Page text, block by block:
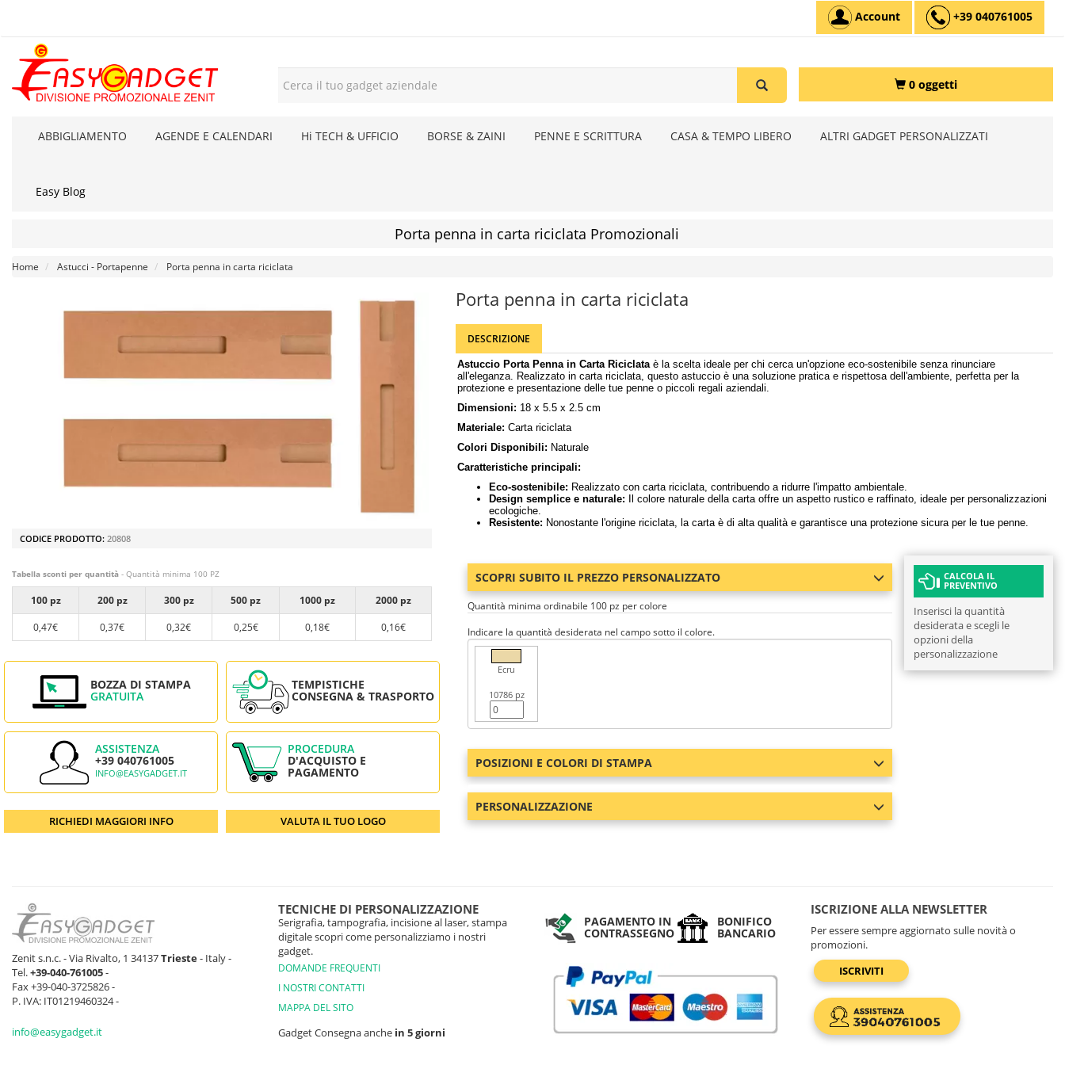
Account +39 040761005
0 oggetti
ABBIGLIAMENTO AGENDE E CALENDARI Hi TECH & UFFICIO BORSE & ZAINI PENNE E SCRITTURA CASA & TEMPO LIBERO ALTRI GADGET PERSONALIZZATI
Easy Blog
Porta penna in carta riciclata Promozionali
Home Astucci - Portapenne Porta penna in carta riciclata
CODICE PRODOTTO: 20808
Tabella sconti per quantità - Quantità minima 100 PZ
100 pz 200 pz 300 pz 500 pz 1000 pz
2000 pz
0,47€
0,37€ 0,32€ 0,25€ 0,18€ 0,16€
BOZZA DI STAMPA
GRATUITA
TEMPISTICHE
CONSEGNA & TRASPORTO
ASSISTENZA
+39 040761005
INFO@EASYGADGET.IT
PROCEDURA
D'ACQUISTO E
PAGAMENTO
RICHIEDI MAGGIORI INFO VALUTA IL TUO LOGO
Porta penna in carta riciclata
DESCRIZIONE
Astuccio Porta Penna in Carta Riciclataè la scelta ideale per chi cerca un'opzione eco-sostenibile senza rinunciare
all'eleganza. Realizzato in carta riciclata, questo astuccio è una soluzione pratica e rispettosa dell'ambiente, perfetta per la
protezione e presentazione delle tue penne o piccoli regali aziendali.
Dimensioni: 18 x 5.5 x 2.5 cm
Materiale: Carta riciclata
Colori Disponibili: Naturale
Caratteristiche principali:
Eco-sostenibile: Realizzato con carta riciclata, contribuendo a ridurre l'impatto ambientale.
Design semplice e naturale: Il colore naturale della carta offre un aspetto rustico e raffinato, ideale per personalizzazioni
ecologiche.
Resistente: Nonostante l'origine riciclata, la carta è di alta qualità e garantisce una protezione sicura per le tue penne.
SCOPRI SUBITO IL PREZZO PERSONALIZZATO
Quantità minima ordinabile 100 pz per colore
Indicare la quantità desiderata nel campo sotto il colore.
Ecru
10786 pz
POSIZIONI E COLORI DI STAMPA
PERSONALIZZAZIONE
CALCOLA IL
PREVENTIVO
Inserisci la quantità
desiderata e scegli le
opzioni della
personalizzazione
Zenit s.n.c. - Via Rivalto, 1 34137Trieste- Italy -
Tel.+39-040-761005-
Fax +39-040-3725826 -
P. IVA: IT01219460324 -
info@easygadget.it
TECNICHE DI PERSONALIZZAZIONE
Serigrafia, tampografia, incisione al laser, stampa
digitale scopri come personalizziamo i nostri
gadget.
DOMANDE FREQUENTI
I NOSTRI CONTATTI
MAPPA DEL SITO
Gadget Consegna anche in 5 giorni
PAGAMENTO IN
CONTRASSEGNO
BONIFICO
BANCARIO
ISCRIZIONE ALLA NEWSLETTER
Per essere sempre aggiornato sulle novità o
promozioni.
ISCRIVITI